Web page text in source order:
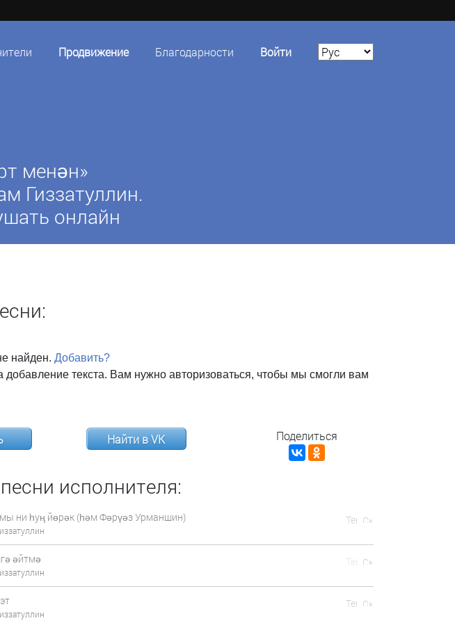
Продвижение Благодарности Войти
менән»
Гиззатуллин.
онлайн
найден. Добавить?
добавление текста. Вам нужно авторизоваться, чтобы мы смогли вам
Найти в VK Поделиться
исполнителя:
ни һуң йөрәк (һәм Фәрүәз Урманшин)
әйтмә